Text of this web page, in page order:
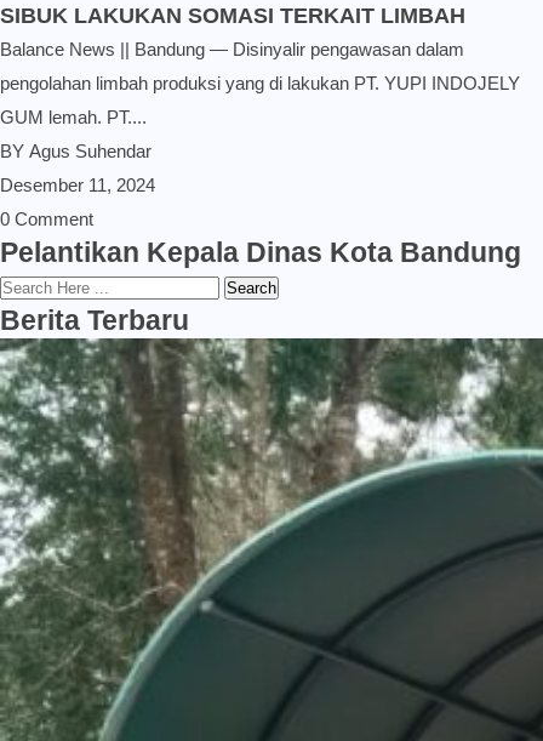
SIBUK LAKUKAN SOMASI TERKAIT LIMBAH
Balance News || Bandung — Disinyalir pengawasan dalam
pengolahan limbah produksi yang di lakukan PT. YUPI INDOJELY
GUM lemah. PT....
BY Agus Suhendar
Desember 11, 2024
0 Comment
Pelantikan Kepala Dinas Kota Bandung
Search
Berita Terbaru